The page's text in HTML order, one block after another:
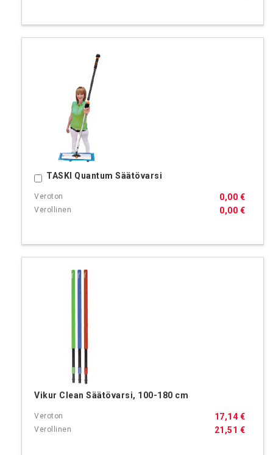
TASKI Quantum Säätövarsi
0,00 €
0,00 €
Ostoskoriin
Vikur Clean Säätövarsi, 100-180 cm
21,51 €
17,14 €